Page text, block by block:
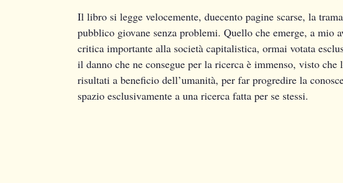
Il libro si legge velocemente, duecento pagine scarse, la
pubblico giovane senza problemi. Quello che emerge, a mio
critica importante alla società capitalistica, ormai votata
il danno che ne consegue per la ricerca è immenso, visto
risultati a beneficio dell’umanità, per far progredire la
spazio esclusivamente a una ricerca fatta per se stessi.